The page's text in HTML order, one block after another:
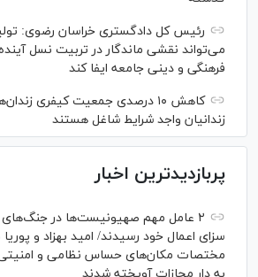
رئیس کل دادگستری خراسان رضوی:
می‌تواند نقشی ماندگار در تربیت نسل
فرهنگی و دینی جامعه ایفا کند
زندانیان واجد شرایط شاغل هستند
پربازدیدترین اخبار
سزای اعمال خود رسیدند/ امید بهزاد و
مختصات مکان‌های حساس نظامی و امنیتی